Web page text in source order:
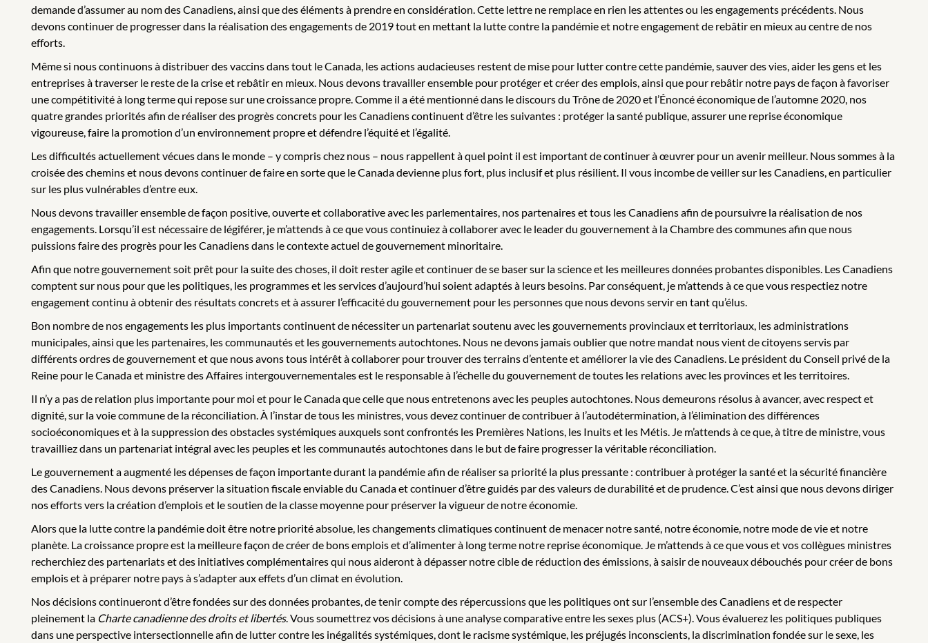
demande d’assumer au nom des Canadiens, ainsi que des éléments à prendre en considération. Cette lettre ne remplace en rien les attentes ou les engagements précédents. Nous
devons continuer de progresser dans la réalisation des engagements de 2019 tout en mettant la lutte contre la pandémie et notre engagement de rebâtir en mieux au centre de nos
efforts.
Même si nous continuons à distribuer des vaccins dans tout le Canada, les actions audacieuses restent de mise pour lutter contre cette pandémie, sauver des vies, aider les gens et les
entreprises à traverser le reste de la crise et rebâtir en mieux. Nous devons travailler ensemble pour protéger et créer des emplois, ainsi que pour rebâtir notre pays de façon à favoriser
une compétitivité à long terme qui repose sur une croissance propre. Comme il a été mentionné dans le discours du Trône de 2020 et l’Énoncé économique de l’automne 2020, nos
quatre grandes priorités afin de réaliser des progrès concrets pour les Canadiens continuent d’être les suivantes : protéger la santé publique, assurer une reprise économique
vigoureuse, faire la promotion d’un environnement propre et défendre l’équité et l’égalité.
Les difficultés actuellement vécues dans le monde – y compris chez nous – nous rappellent à quel point il est important de continuer à œuvrer pour un avenir meilleur. Nous sommes à la
croisée des chemins et nous devons continuer de faire en sorte que le Canada devienne plus fort, plus inclusif et plus résilient. Il vous incombe de veiller sur les Canadiens, en particulier
sur les plus vulnérables d’entre eux.
Nous devons travailler ensemble de façon positive, ouverte et collaborative avec les parlementaires, nos partenaires et tous les Canadiens afin de poursuivre la réalisation de nos
engagements. Lorsqu’il est nécessaire de légiférer, je m’attends à ce que vous continuiez à collaborer avec le leader du gouvernement à la Chambre des communes afin que nous
puissions faire des progrès pour les Canadiens dans le contexte actuel de gouvernement minoritaire.
Afin que notre gouvernement soit prêt pour la suite des choses, il doit rester agile et continuer de se baser sur la science et les meilleures données probantes disponibles. Les Canadiens
comptent sur nous pour que les politiques, les programmes et les services d’aujourd’hui soient adaptés à leurs besoins. Par conséquent, je m’attends à ce que vous respectiez notre
engagement continu à obtenir des résultats concrets et à assurer l’efficacité du gouvernement pour les personnes que nous devons servir en tant qu’élus.
Bon nombre de nos engagements les plus importants continuent de nécessiter un partenariat soutenu avec les gouvernements provinciaux et territoriaux, les administrations
municipales, ainsi que les partenaires, les communautés et les gouvernements autochtones. Nous ne devons jamais oublier que notre mandat nous vient de citoyens servis par
différents ordres de gouvernement et que nous avons tous intérêt à collaborer pour trouver des terrains d’entente et améliorer la vie des Canadiens. Le président du Conseil privé de la
Reine pour le Canada et ministre des Affaires intergouvernementales est le responsable à l’échelle du gouvernement de toutes les relations avec les provinces et les territoires.
Il n’y a pas de relation plus importante pour moi et pour le Canada que celle que nous entretenons avec les peuples autochtones. Nous demeurons résolus à avancer, avec respect et
dignité, sur la voie commune de la réconciliation. À l’instar de tous les ministres, vous devez continuer de contribuer à l’autodétermination, à l’élimination des différences
socioéconomiques et à la suppression des obstacles systémiques auxquels sont confrontés les Premières Nations, les Inuits et les Métis. Je m’attends à ce que, à titre de ministre, vous
travailliez dans un partenariat intégral avec les peuples et les communautés autochtones dans le but de faire progresser la véritable réconciliation.
Le gouvernement a augmenté les dépenses de façon importante durant la pandémie afin de réaliser sa priorité la plus pressante : contribuer à protéger la santé et la sécurité financière
des Canadiens. Nous devons préserver la situation fiscale enviable du Canada et continuer d’être guidés par des valeurs de durabilité et de prudence. C’est ainsi que nous devons diriger
nos efforts vers la création d’emplois et le soutien de la classe moyenne pour préserver la vigueur de notre économie.
Alors que la lutte contre la pandémie doit être notre priorité absolue, les changements climatiques continuent de menacer notre santé, notre économie, notre mode de vie et notre
planète. La croissance propre est la meilleure façon de créer de bons emplois et d’alimenter à long terme notre reprise économique. Je m’attends à ce que vous et vos collègues ministres
recherchiez des partenariats et des initiatives complémentaires qui nous aideront à dépasser notre cible de réduction des émissions, à saisir de nouveaux débouchés pour créer de bons
emplois et à préparer notre pays à s’adapter aux effets d’un climat en évolution.
Nos décisions continueront d’être fondées sur des données probantes, de tenir compte des répercussions que les politiques ont sur l’ensemble des Canadiens et de respecter
pleinement la Charte canadienne des droits et libertés. Vous soumettrez vos décisions à une analyse comparative entre les sexes plus (ACS+). Vous évaluerez les politiques publiques
dans une perspective intersectionnelle afin de lutter contre les inégalités systémiques, dont le racisme systémique, les préjugés inconscients, la discrimination fondée sur le sexe, les